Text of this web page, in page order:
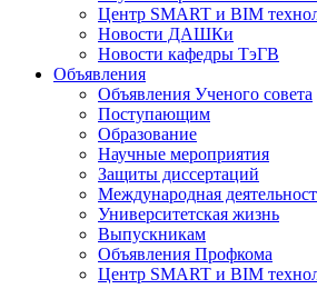
Центр SMART и BIM
Новости ДАШКи
Новости кафедры ТэГВ
Объявления
Объявления Ученого совета
Поступающим
Образование
Научные мероприятия
Защиты диссертаций
Международная
Университетская жизнь
Выпускникам
Объявления Профкома
Центр SMART и BIM